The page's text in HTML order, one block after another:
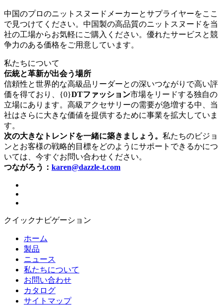
中国のプロのニットスヌードメーカーとサプライヤーをここ
で見つけてください。中国製の高品質のニットスヌードを当
社の工場からお気軽にご購入ください。優れたサービスと競
争力のある価格をご用意しています。
私たちについて
伝統と革新が出会う場所
信頼性と世界的な高級品リーダーとの深いつながりで高い評
価を得ており、{0}DTファッション市場をリードする独自の
立場にあります。高級アクセサリーの需要が急増する中、当
社はさらに大きな価値を提供するために事業を拡大していま
す。
次の大きなトレンドを一緒に築きましょう。 私たちのビジョ
ンとお客様の戦略的目標をどのようにサポートできるかにつ
いては、今すぐお問い合わせください。
つながろう： karen@dazzle-t.com
クイックナビゲーション
ホーム
製品
ニュース
私たちについて
お問い合わせ
カタログ
サイトマップ